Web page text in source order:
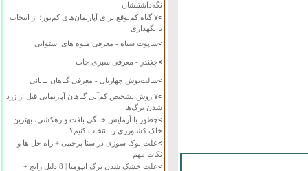
نگه‌داشتنشان
>
۷ گیاه کم‌توقع برای آپارتمان‌های کم‌نور؛ از انتخاب
تا نگهداری
>ساپوت سیاه - معرفی میوه های استوایی
>چغندر - معرفی سبزی جات
>سالت‌بوش چهاربال - معرفی گیاهان بیابانی
>
۷ روش تشخیص کم‌آبی گیاهان آپارتمانی قبل از زرد
شدن برگ‌ها
>چطور با آزمایش خانگی بافت و زهکشی، بهترین
خاک کشاورزی را انتخاب کنیم؟
>علت نوک سوزی دراسنا پرچمی + راه حل ها و
نکات مهم
>
علت خشک شدن برگ ایپومیا | 8 دلیل رایج +